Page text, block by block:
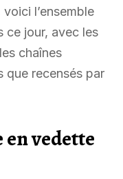
l’ensemble
ce jour, avec les
chaînes
que recensés par
vedette